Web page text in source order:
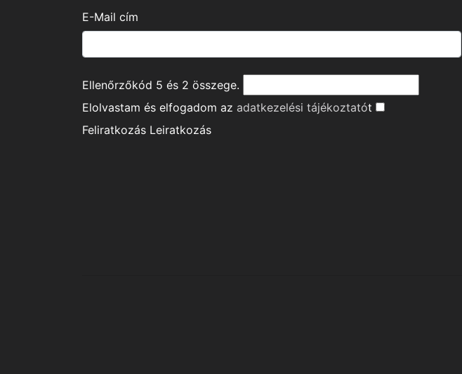
E-Mail cím
Ellenőrzőkód 5 és 2 összege.
Elolvastam és elfogadom az adatkezelési tájékoztatót
Feliratkozás Leiratkozás